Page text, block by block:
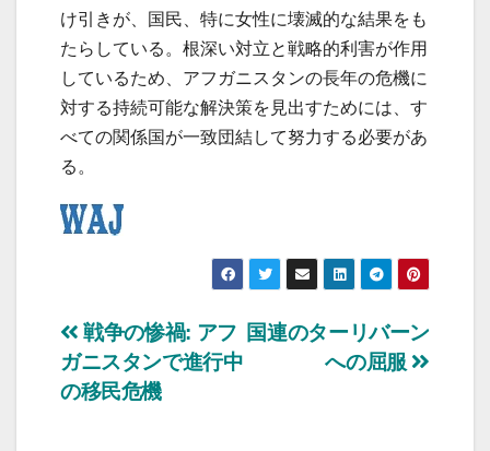
け引きが、国民、特に女性に壊滅的な結果をも
たらしている。根深い対立と戦略的利害が作用
しているため、アフガニスタンの長年の危機に
対する持続可能な解決策を見出すためには、す
べての関係国が一致団結して努力する必要があ
る。
投
稿
国連のターリバーン
への屈服
戦争の惨禍: アフ
ガニスタンで進行中
の移民危機